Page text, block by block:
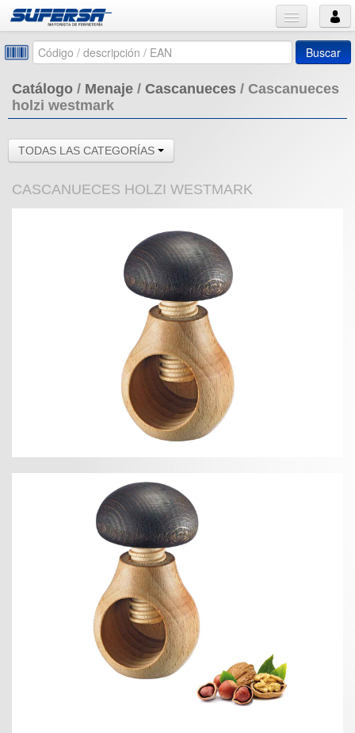
Buscar
Catálogo / Menaje / Cascanueces / Cascanueces
holzi westmark
TODAS LAS CATEGORÍAS
CASCANUECES HOLZI WESTMARK